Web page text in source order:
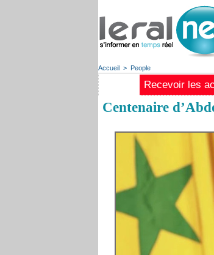
Accueil > People
Recevoir les
Centenaire